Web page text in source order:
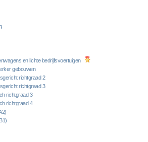
en lichte bedrijfsvoertuigen
gebouwen
richtgraad 2
richtgraad 3
richtgraad 3
richtgraad 4